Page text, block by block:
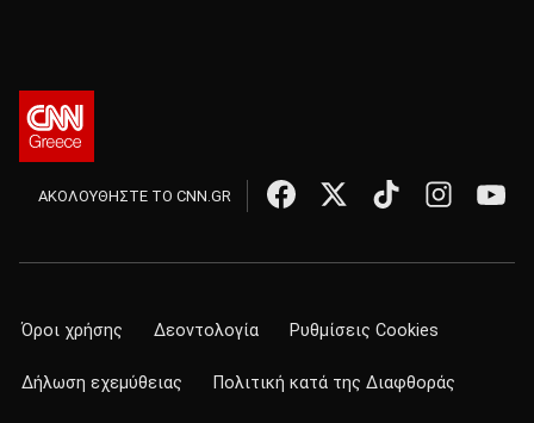
ΑΚΟΛΟΥΘΗΣΤΕ ΤΟ CNN.GR
Όροι χρήσης Δεοντολογία Ρυθμίσεις Cookies
Δήλωση εχεμύθειας Πολιτική κατά της Διαφθοράς